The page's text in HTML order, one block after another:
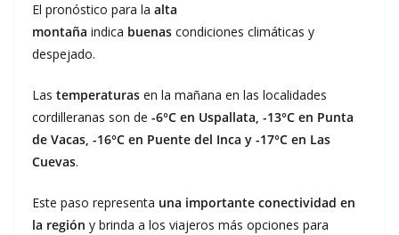
El pronóstico para la alta
montaña indica buenas condiciones climáticas y
despejado.
Las temperaturas en la mañana en las localidades
cordilleranas son de -6°C en Uspallata, -13°C en Punta
de Vacas, -16°C en Puente del Inca y -17°C en Las
Cuevas.
Este paso representa una importante conectividad en
la región y brinda a los viajeros más opciones para